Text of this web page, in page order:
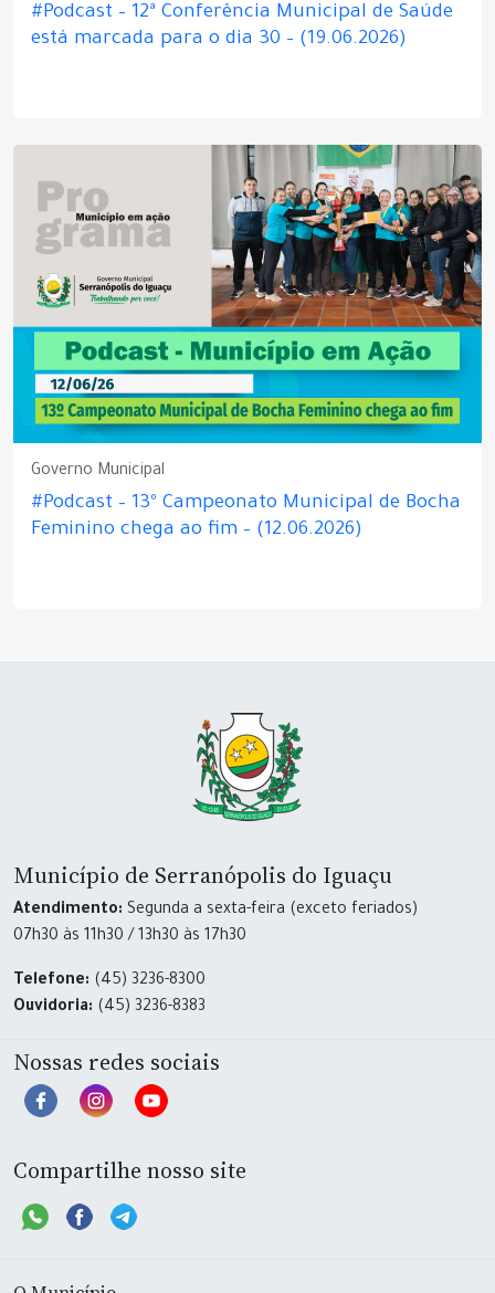
#Podcast – 12ª Conferência Municipal de Saúde
está marcada para o dia 30 – (19.06.2026)
Governo Municipal
#Podcast – 13º Campeonato Municipal de Bocha
Feminino chega ao fim – (12.06.2026)
Município de Serranópolis do Iguaçu
Atendimento: Segunda a sexta-feira (exceto feriados)
07h30 às 11h30 / 13h30 às 17h30
Telefone: (45) 3236-8300
Ouvidoria: (45) 3236-8383
Nossas redes sociais
Compartilhe nosso site